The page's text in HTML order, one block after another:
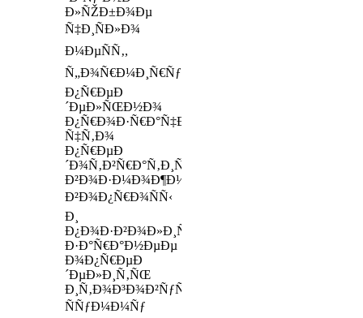
Ð»ÑŽÐ±Ð¾Ðµ
Ñ‡Ð¸ÑÐ»Ð¾
Ð¼ÐµÑÑ‚,
Ñ„Ð¾Ñ€Ð¼Ð¸Ñ€ÑƒÐµÑ‚ÑÑ
Ð¿Ñ€ÐµÐ
´ÐµÐ»ÑŒÐ½Ð¾
Ð¿Ñ€Ð¾Ð·Ñ€Ð°Ñ‡Ð½Ð¾,
Ñ‡Ñ‚Ð¾
Ð¿Ñ€ÐµÐ
´Ð¾Ñ‚Ð²Ñ€Ð°Ñ‚Ð¸Ñ‚
Ð²Ð¾Ð·Ð¼Ð¾Ð¶Ð½Ñ‹Ðµ
Ð²Ð¾Ð¿Ñ€Ð¾ÑÑ‹
Ð¸
Ð¿Ð¾Ð·Ð²Ð¾Ð»Ð¸Ñ‚
Ð·Ð°Ñ€Ð°Ð½ÐµÐµ
Ð¾Ð¿Ñ€ÐµÐ
´ÐµÐ»Ð¸Ñ‚ÑŒ
Ð¸Ñ‚Ð¾Ð³Ð¾Ð²ÑƒÑŽ
ÑÑƒÐ¼Ð¼Ñƒ